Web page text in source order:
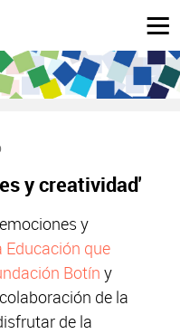
y creatividad'
y
Educación que
Botín y
de la
de la